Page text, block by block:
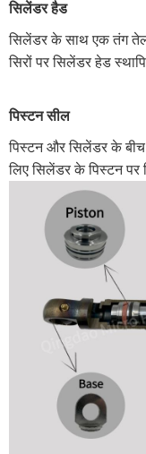
सिलेंडर हैड
सिलेंडर के साथ एक तंग तेल
सिरों पर सिलेंडर हेड
पिस्टन सील
पिस्टन और सिलेंडर के
लिए सिलेंडर के पिस्टन पर